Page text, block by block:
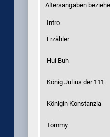
Altersangaben
Intro
Erzähler
Hui Buh
König Julius der 111.
Königin Konstanzia
Tommy